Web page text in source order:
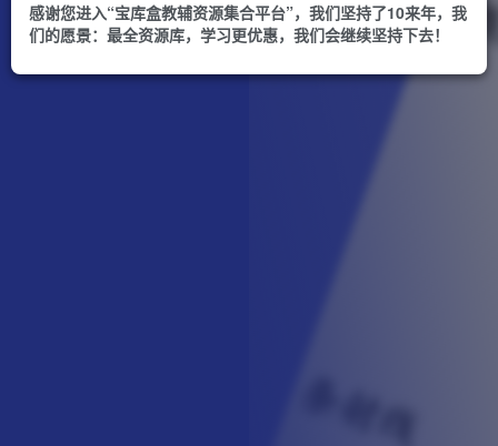
感谢您进入“宝库盒教辅资源集合平台”，我们坚持了10来年，我
们的愿景：最全资源库，学习更优惠，我们会继续坚持下去！